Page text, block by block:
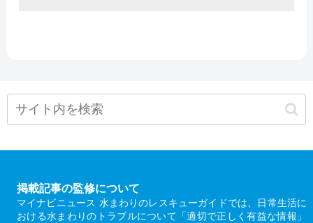
掲載記事の監修について
マイナビニュース 水まわりのレスキューガイドでは、日常生活に
おける水まわりのトラブルについて「適切で正しく有益な情報」